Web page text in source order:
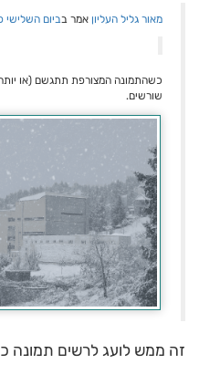
מאור גליל העליון אמר בביום השלישי
כשהתמונה המצורפת תתגשם (או
שורשים.
זה ממש לועג לרשים תמונה